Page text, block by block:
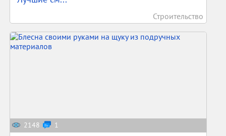
Строительство
2148 1